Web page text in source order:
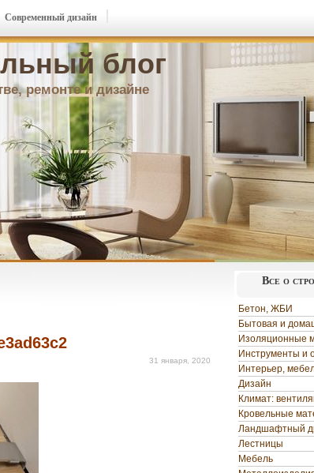
блог
ремонте и дизайне
Современный дизайн
31 января, 2020
Все о
Бетон, ЖБИ
Бытовая и
Изоляционные
Инструменты и
Интерьер,
Дизайн
Климат:
Кровельные
Ландшафтный
Лестницы
Мебель